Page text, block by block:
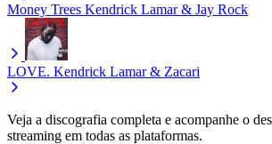
Money Trees Kendrick Lamar & Jay Rock
LOVE. Kendrick Lamar & Zacari
Veja a discografia completa e acompanhe o
streaming em todas as plataformas.